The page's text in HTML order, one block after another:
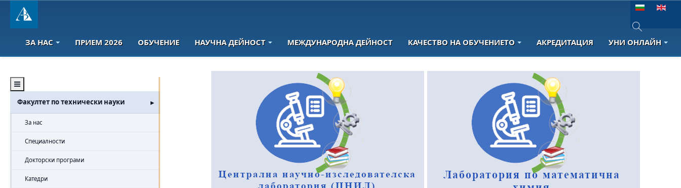
Изберете език
Type 2 or
ЗА НАС ПРИЕМ 2026 ОБУЧЕНИЕ НАУЧНА ДЕЙНОСТ МЕЖДУНАРОДНА ДЕЙНОСТ КАЧЕСТВО НА ОБУЧЕНИЕТО АКРЕДИТАЦИЯ УНИ ОНЛАЙН
Факултет по технически науки
За нас
Специалности
Докторски програми
Катедри